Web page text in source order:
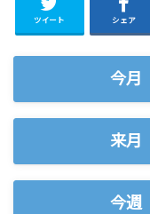
ツイート シェア
今月
来月
今週